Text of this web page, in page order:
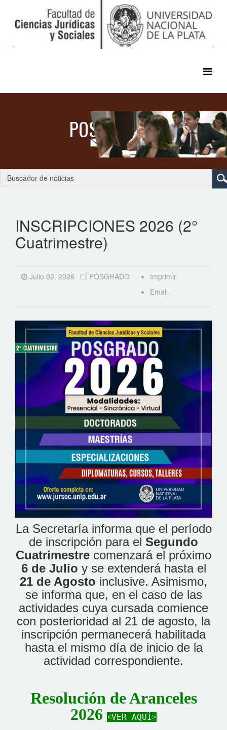
INSCRIPCIONES 2026 (2°
Cuatrimestre)
Julio 02, 2026 POSGRADO
Imprimir
Email
La Secretaría informa que el período
de inscripción para el Segundo
Cuatrimestre comenzará el próximo
6 de Julio y se extenderá hasta el
21 de Agosto inclusive. Asimismo,
se informa que, en el caso de las
actividades cuya cursada comience
con posterioridad al 21 de agosto, la
inscripción permanecerá habilitada
hasta el mismo día de inicio de la
actividad correspondiente.
Resolución de Aranceles
2026 ˂VER AQUÍ˃